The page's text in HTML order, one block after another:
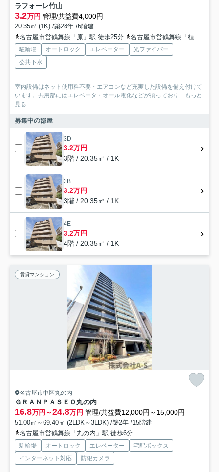
ラフォーレ竹山
3.2万円 管理/共益費4,000円
20.35㎡ (1K) /築28年 /6階建
名古屋市営鶴舞線「原」駅 徒歩25分
名古屋市営鶴舞線「植田」駅 徒歩27分
駐輪場 オートロック エレベーター
光ファイバー
公共下水
室内設備はネット使用料不要・エアコンなど充実した設備を備え付けて
います。共用部にはエレベータ・オール電化などが揃っており...
もっと
見る
募集中の部屋
3D
3.2万円
3階 / 20.35㎡ / 1K
3B
3.2万円
3階 / 20.35㎡ / 1K
4E
3.2万円
4階 / 20.35㎡ / 1K
賃貸マンション
名古屋市中区丸の内
ＧＲＡＮＰＡＳＥＯ丸の内
16.8万円～24.8万円 管理/共益費12,000円～15,000円
51.00㎡～69.40㎡ (2LDK～3LDK) /築2年 /15階建
名古屋市営鶴舞線「丸の内」駅 徒歩6分
駐輪場 オートロック エレベーター
宅配ボックス
インターネット対応
防犯カメラ